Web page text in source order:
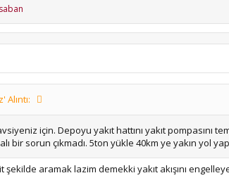
Alıntı:
için. Depoyu yakıt hattını yakıt pompasını
bir sorun çıkmadı. 5ton yükle 40km ye yakın yol
şekilde aramak lazim demekki yakıt akışını